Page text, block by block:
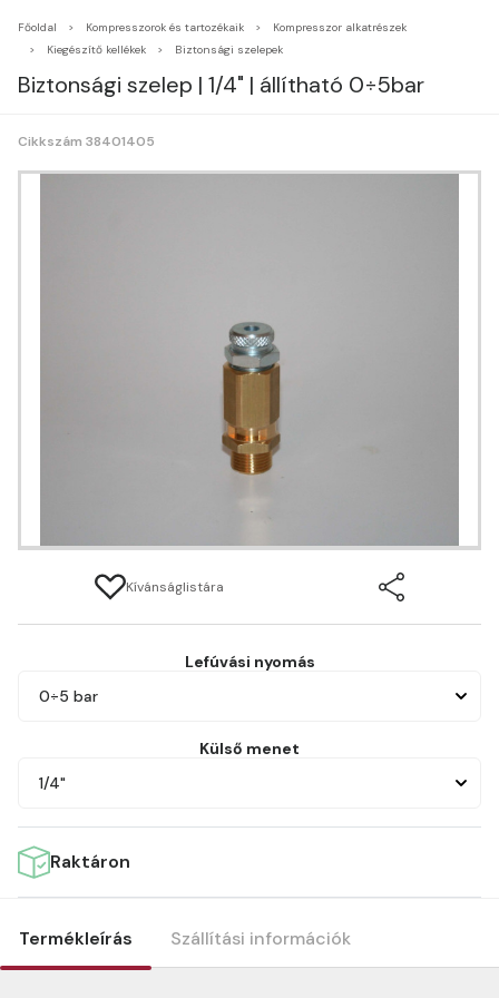
Főoldal Kompresszorok és tartozékaik
Kompresszor alkatrészek
Kiegészítő kellékek
Biztonsági szelepek
Biztonsági szelep | 1/4" | állítható 0÷5bar
Cikkszám 38401405
Kívánságlistára
Lefúvási nyomás
0÷5 bar
Külső menet
1/4"
Raktáron
Termékleírás Szállítási információk